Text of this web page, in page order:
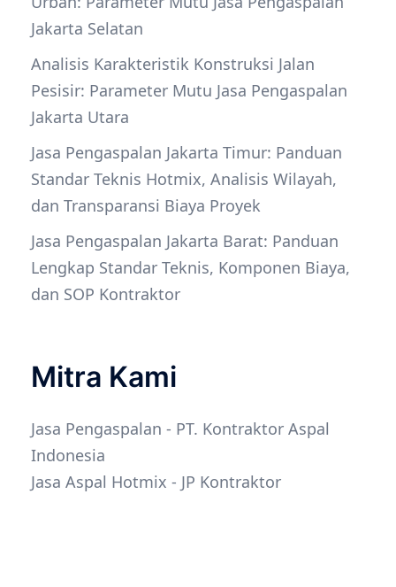
Jakarta Selatan
Analisis Karakteristik Konstruksi Jalan
Pesisir: Parameter Mutu Jasa Pengaspalan
Jakarta Utara
Jasa Pengaspalan Jakarta Timur: Panduan
Standar Teknis Hotmix, Analisis Wilayah,
dan Transparansi Biaya Proyek
Jasa Pengaspalan Jakarta Barat: Panduan
Lengkap Standar Teknis, Komponen Biaya,
dan SOP Kontraktor
Mitra Kami
Jasa Pengaspalan - PT. Kontraktor Aspal
Indonesia
Jasa Aspal Hotmix - JP Kontraktor